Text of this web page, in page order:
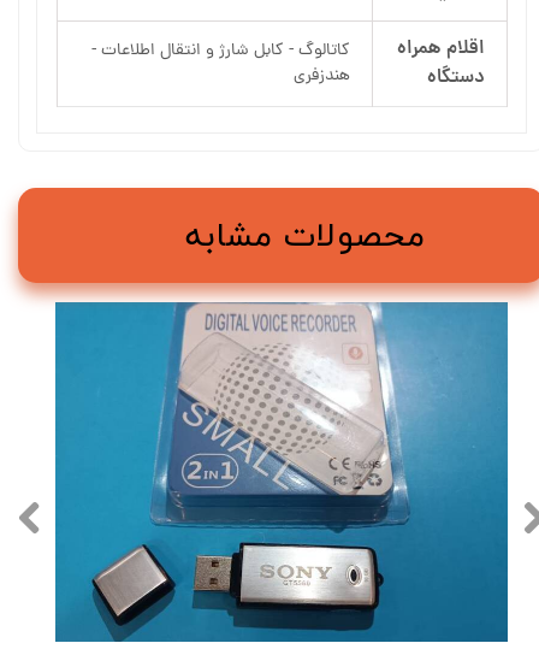
اقلام همراه
دستگاه
کاتالوگ - کابل شارژ و انتقال اطلاعات -
هندزفری
محصولات مشابه